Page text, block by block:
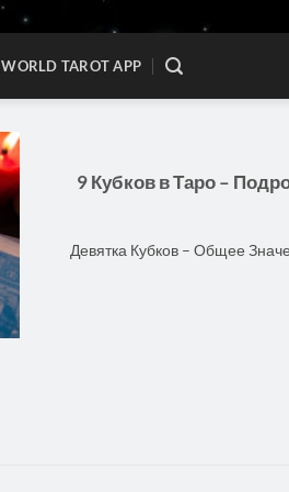
WORLD TAROT APP
9 Кубков в Таро –
Девятка Кубков – Общее